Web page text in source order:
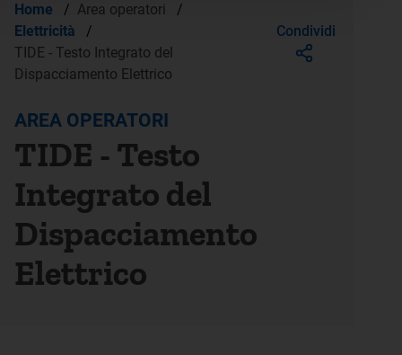
Home / Area operatori
/
Elettricità
/
TIDE - Testo Integrato del
Dispacciamento Elettrico
Condividi
AREA OPERATORI
TIDE - Testo
Integrato del
Dispacciamento
Elettrico